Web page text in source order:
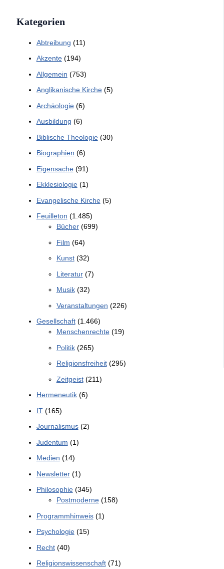
Kategorien
Abtreibung (11)
Akzente(194)
Allgemein (753)
Anglikanische Kirche(5)
Archäologie(6)
Ausbildung (6)
Biblische Theologie(30)
Biographien (6)
Eigensache(91)
Ekklesiologie(1)
Evangelische Kirche(5)
Feuilleton (1.485)
Bücher(699)
Film (64)
Kunst(32)
Literatur(7)
Musik(32)
Veranstaltungen (226)
Gesellschaft(1.466)
Menschenrechte(19)
Politik(265)
Religionsfreiheit(295)
Zeitgeist(211)
Hermeneutik(6)
IT(165)
Journalismus(2)
Judentum (1)
Medien (14)
Newsletter(1)
Philosophie(345)
Postmoderne(158)
Programmhinweis(1)
Psychologie(15)
Recht(40)
Religionswissenschaft(71)